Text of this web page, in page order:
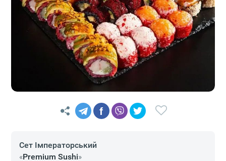
f
Сет Імператорський
«Premium Sushi»